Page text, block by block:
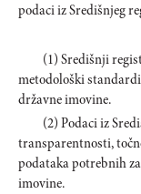
podaci iz Središnjeg
(1) Središnji
metodološki
državne imovine.
(2) Podaci iz
transparentnosti,
podataka potrebnih
imovine.